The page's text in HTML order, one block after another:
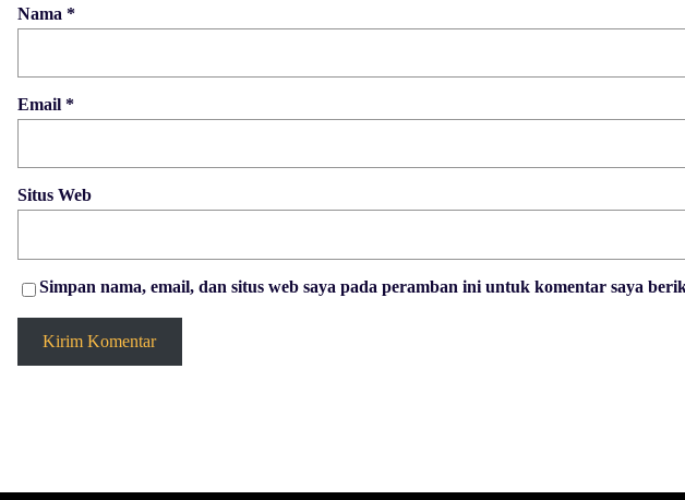
Nama *
Email *
Situs Web
Simpan nama, email, dan situs web saya pada peramban ini untuk komentar saya